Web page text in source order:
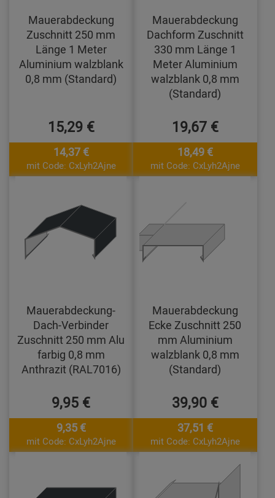
Mauerabdeckung
Zuschnitt 250 mm
Länge 1 Meter
Aluminium walzblank
0,8 mm (Standard)
15,29 €
14,37 €
mit Code: CxLyh2Ajne
Mauerabdeckung
Dachform Zuschnitt
330 mm Länge 1
Meter Aluminium
walzblank 0,8 mm
(Standard)
19,67 €
18,49 €
mit Code: CxLyh2Ajne
Mauerabdeckung-
Dach-Verbinder
Zuschnitt 250 mm Alu
farbig 0,8 mm
Anthrazit (RAL7016)
9,95 €
9,35 €
mit Code: CxLyh2Ajne
Mauerabdeckung
Ecke Zuschnitt 250
mm Aluminium
walzblank 0,8 mm
(Standard)
39,90 €
37,51 €
mit Code: CxLyh2Ajne